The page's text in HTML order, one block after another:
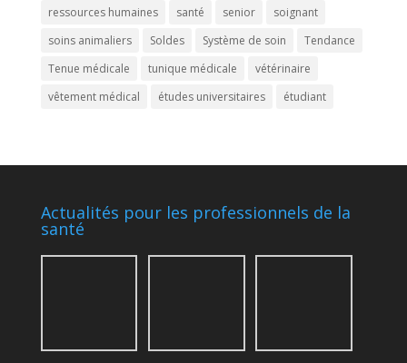
ressources humaines
santé senior
soignant
soins animaliers
Soldes Système de soin
Tendance
Tenue médicale
tunique médicale
vétérinaire
vêtement médical
études universitaires étudiant
Actualités pour les professionnels de la
santé